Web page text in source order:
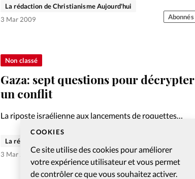
COOKIES
Ce site utilise des cookies pour améliorer
votre expérience utilisateur et vous permet
de contrôler ce que vous souhaitez activer.
La rédaction de Christianisme Aujourd'hui
3 Mar 2009
Abonnés
Non classé
Gaza: sept questions pour décrypter
un conflit
La riposte israélienne aux lancements de roquettes
depuis la bande de Gaza a été vivement critiquée sur le
plan international. Quel impact l’opération «Plomb
durci» aura-t-elle sur les croyants, partagés entre un
soutien traditionnel à…
La rédaction de Christianisme Aujourd'hui
3 Mar 2009
Abonnés